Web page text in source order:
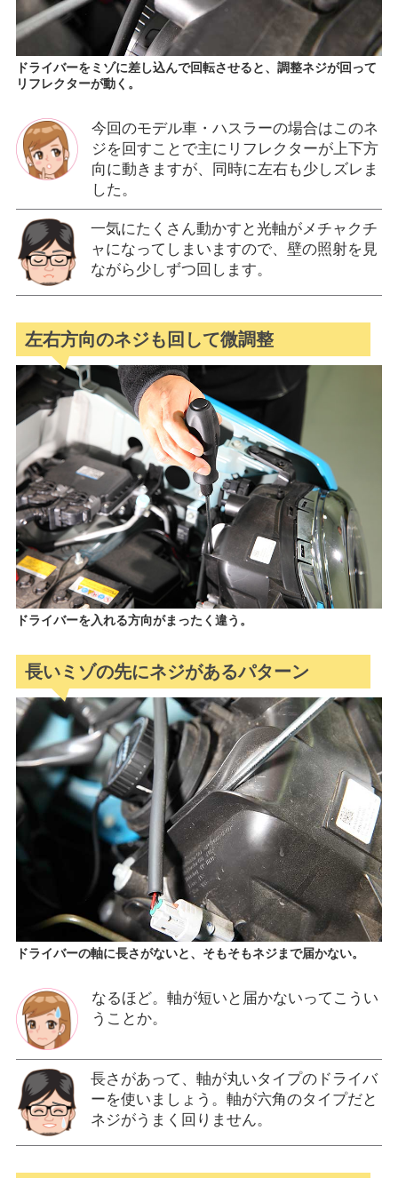
ドライバーをミゾに差し込んで回転させると、調整ネジが回って
リフレクターが動く。
今回のモデル車・ハスラーの場合はこのネ
ジを回すことで主にリフレクターが上下方
向に動きますが、同時に左右も少しズレま
した。
一気にたくさん動かすと光軸がメチャクチ
ャになってしまいますので、壁の照射を見
ながら少しずつ回します。
左右方向のネジも回して微調整
ドライバーを入れる方向がまったく違う。
長いミゾの先にネジがあるパターン
ドライバーの軸に長さがないと、そもそもネジまで届かない。
なるほど。軸が短いと届かないってこうい
うことか。
長さがあって、軸が丸いタイプのドライバ
ーを使いましょう。軸が六角のタイプだと
ネジがうまく回りません。